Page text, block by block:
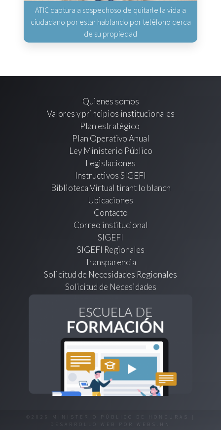
ATIC captura a sospechoso de quitarle la vida a
ciudadano por estar hablando por teléfono cerca
de su propiedad
Quienes somos
Valores y principios institucionales
Plan estratégico
Plan Operativo Anual
Ley Ministerio Público
Legislaciones
Instructivos SIGEFI
Biblioteca Virtual tirant lo blanch
Ubicaciones
Contacto
Correo institucional
SIGEFI
SIGEFI Regionales
Transparencia
Solicitud de Necesidades Regionales
Solicitud de Necesidades
©2026 MINISTERIO PÚBLICO DE HONDURAS |
DESARROLLO WEB POR
WEBS.HN